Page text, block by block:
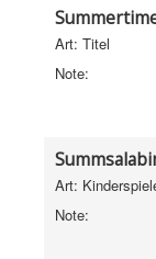
Art: Titel
Note:
Art:
Note: